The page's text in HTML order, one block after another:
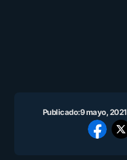
Publicado:9 mayo, 2021